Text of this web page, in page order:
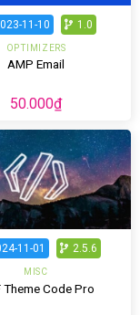
11-10 1.0
OPTIMIZERS
AMP Email
50.000₫
11-01 2.5.6
MISC
Theme Code Pro